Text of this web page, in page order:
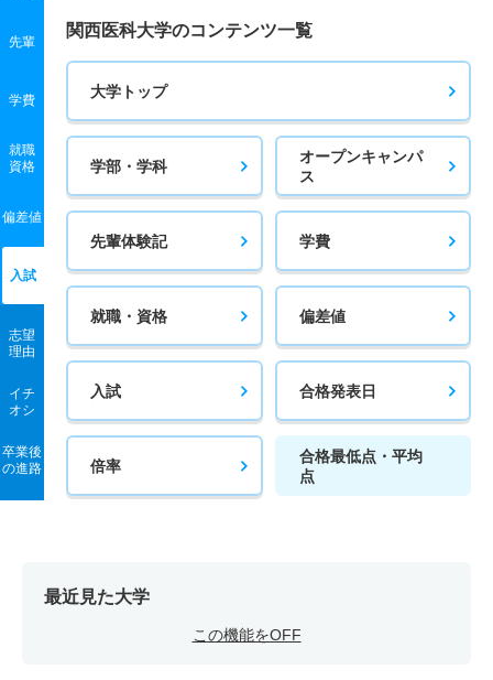
先輩
学費
就職
資格
偏差値
入試
志望
理由
イチ
オシ
卒業後
の進路
関西医科大学のコンテンツ一覧
大学トップ
学部・学科
オープンキャンパ
ス
先輩体験記 学費
就職・資格 偏差値
入試 合格発表日
倍率
合格最低点・平均
点
最近見た大学
この機能をOFF